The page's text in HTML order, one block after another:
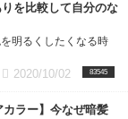
を比較して自分のな
明るくしたくなる時
83545
2020/10/02
カラー】今なぜ暗髪